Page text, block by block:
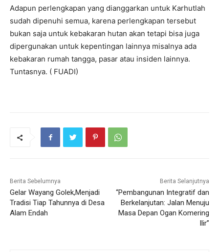
Adapun perlengkapan yang dianggarkan untuk Karhutlah
sudah dipenuhi semua, karena perlengkapan tersebut
bukan saja untuk kebakaran hutan akan tetapi bisa juga
dipergunakan untuk kepentingan lainnya misalnya ada
kebakaran rumah tangga, pasar atau insiden lainnya.
Tuntasnya. ( FUADI)
Berita Sebelumnya
Gelar Wayang Golek,Menjadi
Tradisi Tiap Tahunnya di Desa
Alam Endah
Berita Selanjutnya
“Pembangunan Integratif dan
Berkelanjutan: Jalan Menuju
Masa Depan Ogan Komering
Ilir”